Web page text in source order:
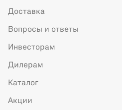
Доставка
Вопросы и ответы
Инвесторам
Дилерам
Каталог
Акции